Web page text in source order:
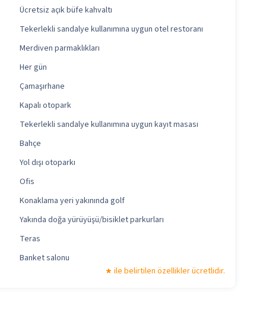
Ücretsiz açık büfe kahvaltı
Tekerlekli sandalye kullanımına uygun otel restoranı
Merdiven parmaklıkları
Her gün
Çamaşırhane
Kapalı otopark
Tekerlekli sandalye kullanımına uygun kayıt masası
Bahçe
Yol dışı otoparkı
Ofis
Konaklama yeri yakınında golf
Yakında doğa yürüyüşü/bisiklet parkurları
Teras
Banket salonu
ile belirtilen özellikler ücretlidir.